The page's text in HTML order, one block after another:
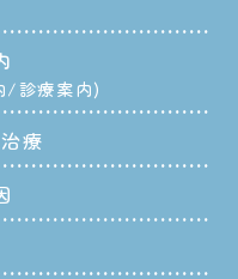
診療案内
療